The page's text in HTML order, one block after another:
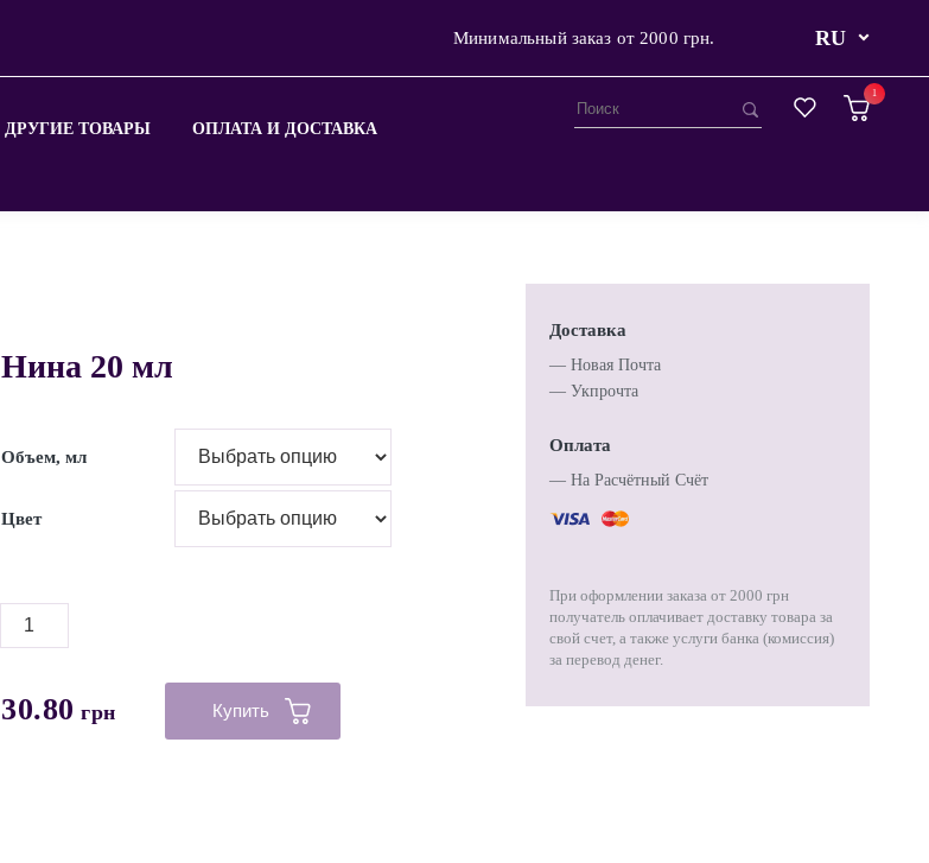
Минимальный заказ от 2000 грн. RU
ДРУГИЕ ТОВАРЫ ОПЛАТА И ДОСТАВКА
1
Нина 20 мл
Объем, мл
Цвет
30.80 грн Купить
Доставка
— Новая Почта
— Укпрочта
Оплата
— Hа Расчётный Счёт
При оформлении заказа от 2000 грн
получатель оплачивает доставку товара за
свой счет, а также услуги банка (комиссия)
за перевод денег.